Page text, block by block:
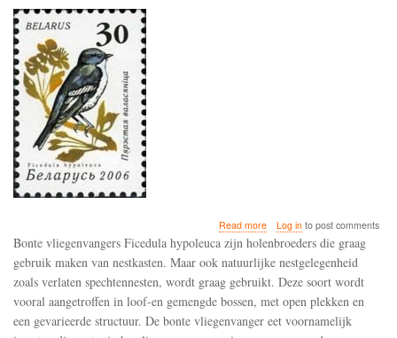
Read moreabout
De
van
de
bonte
in
Log into post comments
Bonte vliegenvangers Ficedula hypoleuca zijn holenbroeders die graag
gebruik maken van nestkasten. Maar ook natuurlijke nestgelegenheid
zoals verlaten spechtennesten, wordt graag gebruikt. Deze soort wordt
vooral aangetroffen in loof-en gemengde bossen, met open plekken en
een gevarieerde structuur. De bonte vliegenvanger eet voornamelijk